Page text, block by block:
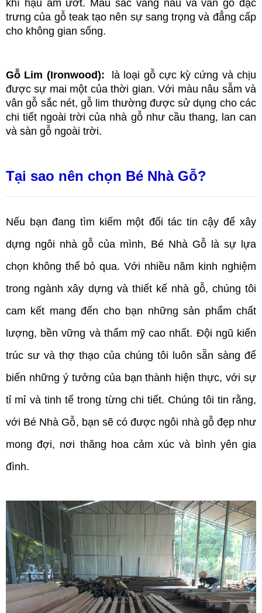
khí hậu ẩm ướt. Màu sắc vàng nâu và vân gỗ đặc
trưng của gỗ teak tạo nên sự sang trọng và đẳng cấp
cho không gian sống.
Gỗ Lim (Ironwood):
là loại gỗ cực kỳ cứng và chịu
được sự mai một của thời gian. Với màu nâu sẫm và
vân gỗ sắc nét, gỗ lim thường được sử dụng cho các
chi tiết ngoài trời của nhà gỗ như cầu thang, lan can
và sàn gỗ ngoài trời.
Tại sao nên chọn Bé Nhà Gỗ?
Nếu bạn đang tìm kiếm một đối tác tin cậy để xây
dựng ngôi nhà gỗ của mình, Bé Nhà Gỗ là sự lựa
chọn không thể bỏ qua. Với nhiều năm kinh nghiệm
trong ngành xây dựng và thiết kế nhà gỗ, chúng tôi
cam kết mang đến cho bạn những sản phẩm chất
lượng, bền vững và thẩm mỹ cao nhất. Đội ngũ kiến
trúc sư và thợ thạo của chúng tôi luôn sẵn sàng để
biến những ý tưởng của bạn thành hiện thực, với sự
tỉ mỉ và tinh tế trong từng chi tiết. Chúng tôi tin rằng,
với Bé Nhà Gỗ, bạn sẽ có được ngôi nhà gỗ đẹp như
mong đợi, nơi thăng hoa cảm xúc và bình yên gia
đình.